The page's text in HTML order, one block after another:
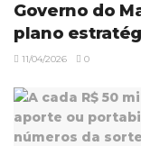
Governo do
plano
11/04/2026 0